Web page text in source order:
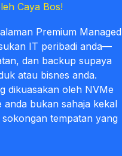
Caya Bos!
Premium Managed
IT peribadi anda—
dan backup supaya
atau bisnes anda.
dikuasakan oleh NVMe
anda bukan sahaja kekal
tempatan yang